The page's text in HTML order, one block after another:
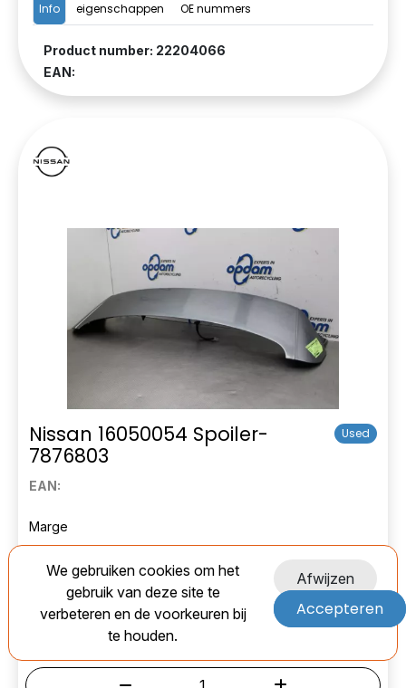
Info eigenschappen OE nummers
Product number: 22204066
EAN:
Nissan 16050054 Spoiler-
7876803
Used
EAN:
Marge
€ 128,00
Op voorraad
We gebruiken cookies om het
gebruik van deze site te
verbeteren en de voorkeuren bij
te houden.
Afwijzen
Accepteren